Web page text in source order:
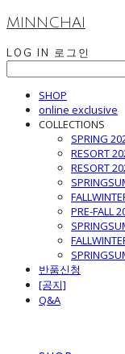
MINNCHAI
LOG IN 로그인
SHOP
online exclusive
COLLECTIONS
SPRING
RESORT
RESORT
PRE-FALL
반품신청
[공지]
Q&A